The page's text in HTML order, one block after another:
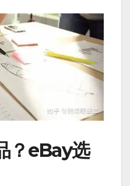
？eBay选